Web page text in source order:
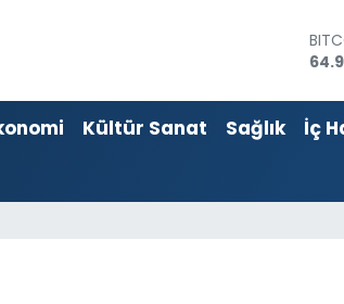
Kültür Sanat Sağlık İç